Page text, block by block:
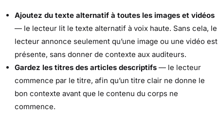
Ajoutez du texte alternatif à toutes les images et vidéos
— le lecteur lit le texte alternatif à voix haute. Sans cela, le
lecteur annonce seulement qu’une image ou une vidéo est
présente, sans donner de contexte aux auditeurs.
Gardez les titres des articles descriptifs — le lecteur
commence par le titre, afin qu’un titre clair ne donne le
bon contexte avant que le contenu du corps ne
commence.